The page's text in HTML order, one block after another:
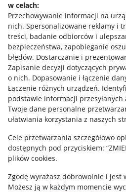
w celach:
Przechowywanie informacji na
nich. Spersonalizowane reklamy i
treści, badanie odbiorców i
bezpieczeństwa, zapobieganie
błędów. Dostarczanie i
Zapisanie decyzji dotyczących
o nich. Dopasowanie i łączenie
Łączenie różnych urządzeń.
podstawie informacji
Twoje dane personalne
ułatwiania korzystania z naszych
Cele przetwarzania szczegółowo
dostępnych pod przyciskiem:
plików cookies.
Zgodę wyrażasz dobrowolnie i jest
Możesz ją w każdym momencie
Allegro Gadane dla sprzedających
Allegro Gadane dla kupujących
Mapa miejscowości
Informacje prawne
Regulamin
Polityka plików "cookies"
Ustawienia plików "cookies"
Udostępnianie lokalizacji
Informacje dla Aktu o Usługach
Pobierz aplikację